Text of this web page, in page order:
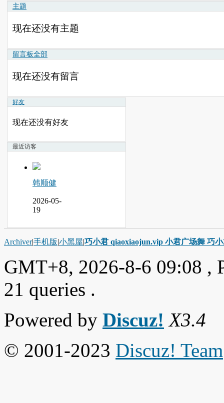
主题
现在还没有主题
留言板全部
现在还没有留言
好友
现在还没有好友
最近访客
韩顺健
2026-05-
19
Archiver|手机版|小黑屋|巧小君 qiaoxiaojun.vip 小君广场舞 巧
GMT+8, 2026-8-6 09:08 ,
21 queries .
Powered by Discuz! X3.4
© 2001-2023 Discuz! Team